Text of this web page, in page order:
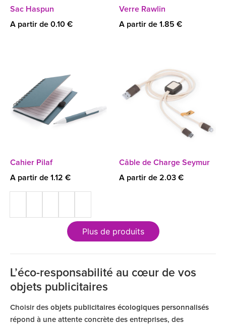
Sac Haspun
A partir de 0.10 €
Verre Rawlin
A partir de 1.85 €
Cahier Pilaf
A partir de 1.12 €
Câble de Charge Seymur
A partir de 2.03 €
Plus de produits
L’éco-responsabilité au cœur de vos
objets publicitaires
Choisir des objets publicitaires écologiques personnalisés
répond à une attente concrète des entreprises, des